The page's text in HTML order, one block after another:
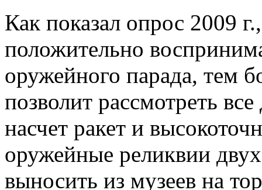
Как показал опрос 2009
положительно
оружейного парада, тем
позволит рассмотреть
насчет ракет и
оружейные реликвии
выносить из музеев на